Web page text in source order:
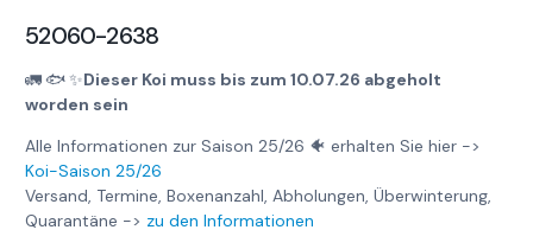
52060-2638
🚛🐟✨Dieser Koi muss bis zum 10.07.26 abgeholt
worden sein
Alle Informationen zur Saison 25/26 🐠 erhalten Sie hier ->
Koi-Saison 25/26
Versand, Termine, Boxenanzahl, Abholungen, Überwinterung,
Quarantäne -> zu den Informationen